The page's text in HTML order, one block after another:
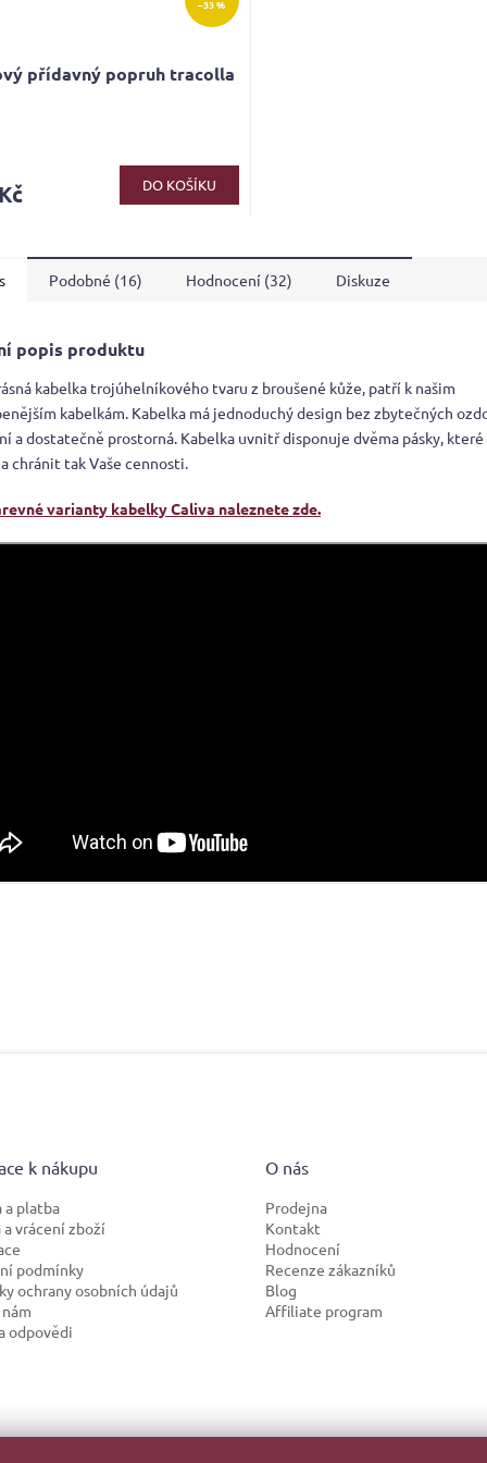
–33 %
přídavný popruh tracolla
DO KOŠÍKU
Podobné (16) Hodnocení (32) Diskuze
popis produktu
kabelka trojúhelníkového tvaru z broušené kůže, patří k našim
kabelkám. Kabelka má jednoduchý design bez zbytečných
a dostatečně prostorná. Kabelka uvnitř disponuje dvěma pásky,
chránit tak Vaše cennosti.
varianty kabelky Caliva naleznete zde.
k nákupu
a platba
a vrácení zboží
podmínky
ochrany osobních údajů
odpovědi
O nás
Prodejna
Kontakt
Hodnocení
Recenze zákazníků
Blog
Affiliate program